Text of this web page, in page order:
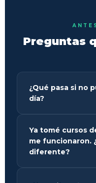
Preguntas
¿Qué pasa si no
día?
intencional. El
seguro donde las
números reales,
Ya tomé cursos
me funcionaron.
diferente?